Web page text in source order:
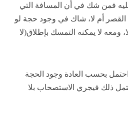
فمن شك في أن المسافة التي
أم لا، شاك في وجود حجة لو
ومعه لا يمكنه التمسك بإطلاق(لا
احتمل بحسب العادة وجود الحجة
ذلك فيجري الاستصحاب بلا